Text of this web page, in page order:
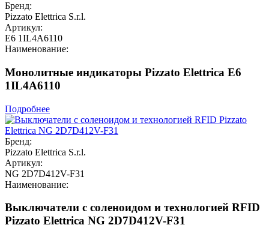
Бренд:
Pizzato Elettrica S.r.l.
Артикул:
E6 1IL4A6110
Наименование:
Монолитные индикаторы Pizzato Elettrica E6
1IL4A6110
Подробнее
Бренд:
Pizzato Elettrica S.r.l.
Артикул:
NG 2D7D412V-F31
Наименование:
Выключатели с соленоидом и технологией RFID
Pizzato Elettrica NG 2D7D412V-F31